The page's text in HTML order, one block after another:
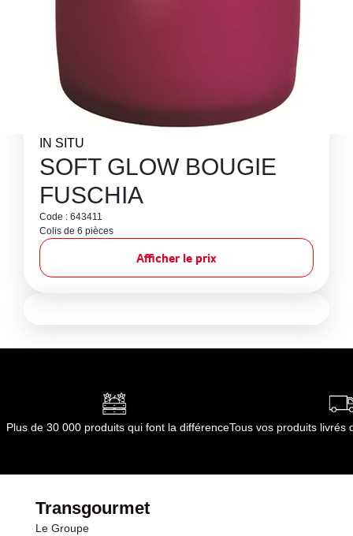
IN SITU
SOFT GLOW BOUGIE
FUSCHIA
Code : 643411
Colis de 6 pièces
Afficher le prix
Plus de 30 000 produits qui font la différenceTous vos produits livrés
Transgourmet
Le Groupe